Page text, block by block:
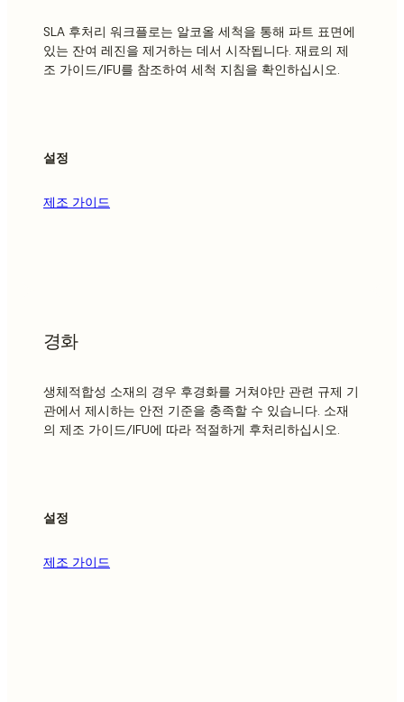
SLA 후처리 워크플로는 알코올 세척을 통해 파트 표면에
있는 잔여 레진을 제거하는 데서 시작됩니다. 재료의 제
조 가이드/IFU를 참조하여 세척 지침을 확인하십시오.
설정
제조 가이드
경화
생체적합성 소재의 경우 후경화를 거쳐야만 관련 규제 기
관에서 제시하는 안전 기준을 충족할 수 있습니다. 소재
의 제조 가이드/IFU에 따라 적절하게 후처리하십시오.
설정
제조 가이드